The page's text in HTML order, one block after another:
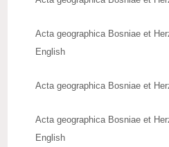
ZNAČAJNI DATUMI
REAGOVANJA
Acta geographica Bosniae et
English
Acta geographica Bosniae et
Acta geographica Bosniae et
English